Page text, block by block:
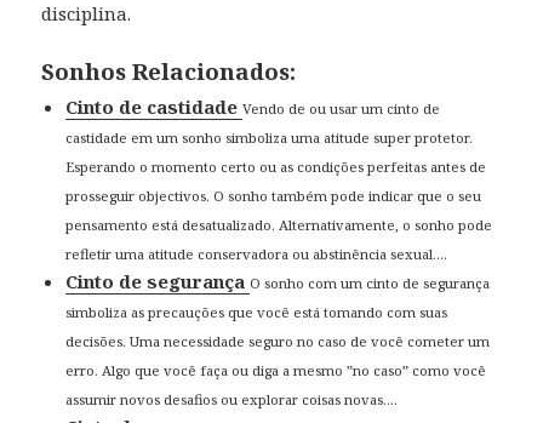
disciplina.
Sonhos Relacionados:
Cinto de castidadeVendo de ou usar um cinto de
castidade em um sonho simboliza uma atitude super protetor.
Esperando o momento certo ou as condições perfeitas antes de
prosseguir objectivos. O sonho também pode indicar que o seu
pensamento está desatualizado. Alternativamente, o sonho pode
refletir uma atitude conservadora ou abstinência sexual....
Cinto de segurança O sonho com um cinto de segurança
simboliza as precauções que você está tomando com suas
decisões. Uma necessidade seguro no caso de você cometer um
erro. Algo que você faça ou diga a mesmo ”no caso” como você
assumir novos desafios ou explorar coisas novas....